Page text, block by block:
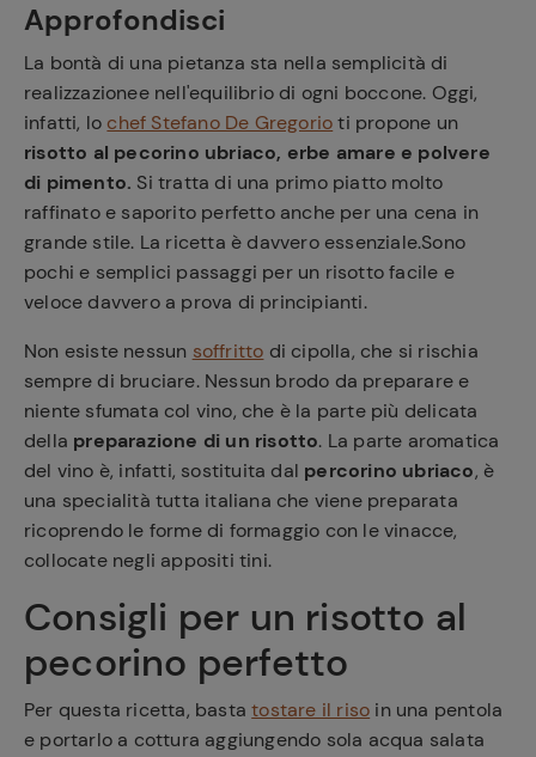
Approfondisci
La bontà di una pietanza sta nella semplicità di
realizzazionee nell'equilibrio di ogni boccone. Oggi,
infatti, lo chef Stefano De Gregorioti propone un
risotto al pecorino ubriaco, erbe amare e polvere
di pimento. Si tratta di una primo piatto molto
raffinato e saporito perfetto anche per una cena in
grande stile. La ricetta è davvero essenziale.Sono
pochi e semplici passaggi per un risotto facile e
veloce davvero a prova di principianti.
Non esiste nessun soffritto di cipolla, che si rischia
sempre di bruciare. Nessun brodo da preparare e
niente sfumata col vino, che è la parte più delicata
della preparazione di un risotto. La parte aromatica
del vino è, infatti, sostituita dal percorino ubriaco, è
una specialità tutta italiana che viene preparata
ricoprendo le forme di formaggio con le vinacce,
collocate negli appositi tini.
Consigli per un risotto al
pecorino perfetto
Per questa ricetta, bastatostare il riso in una pentola
e portarlo a cottura aggiungendo sola acqua salata